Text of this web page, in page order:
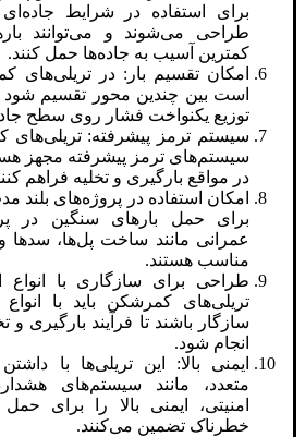
برای استفاده در شرایط
طراحی می‌شوند و می‌توانند
کمترین آسیب به جاده‌ها حمل کنند.
امکان تقسیم بار: در تریلی‌های
است بین چندین محور تقسیم
توزیع یکنواخت فشار روی سطح
سیستم ترمز پیشرفته: تریلی‌های
سیستم‌های ترمز پیشرفته مجهز
در مواقع بارگیری و تخلیه فراهم
امکان استفاده در پروژه‌های بلند
برای حمل بارهای سنگین در
عمرانی مانند ساخت پل‌ها، سدها
مناسب هستند.
طراحی برای سازگاری با انواع
تریلی‌های کمرشکن باید با
سازگار باشند تا فرآیند بارگیری
انجام شود.
ایمنی بالا: این تریلی‌ها با
متعدد، مانند سیستم‌های
امنیتی، ایمنی بالا را برای
خطرناک تضمین می‌کنند.